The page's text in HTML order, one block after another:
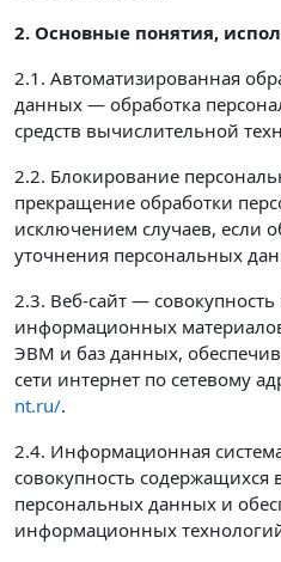
2. Основные понятия,
2.1. Автоматизированная
данных — обработка
средств вычислительной
2.2. Блокирование
прекращение обработки
исключением случаев, если
уточнения персональных
2.3. Веб-сайт —
информационных
ЭВМ и баз данных,
сети интернет по сетевому
nt.ru/.
2.4. Информационная
совокупность содержащихся
персональных данных и
информационных